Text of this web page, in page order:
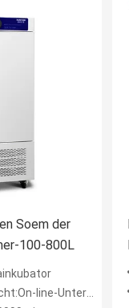
Soem der
100-800L
technische Videounterstützung